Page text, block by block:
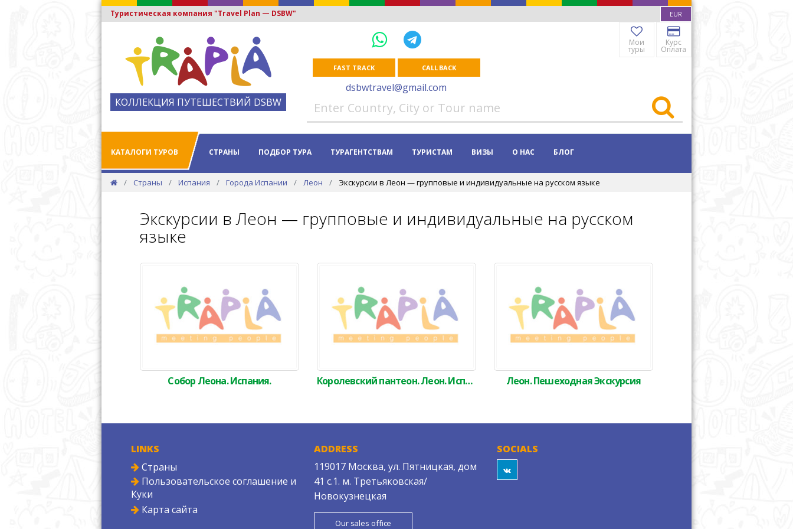
Туристическая компания "Travel Plan — DSBW" EUR
КОЛЛЕКЦИЯ ПУТЕШЕСТВИЙ DSBW
FAST TRACK CALL BACK
dsbwtravel@gmail.com
Мои
туры
Курс
Оплата
КАТАЛОГИ ТУРОВ СТРАНЫ ПОДБОР ТУРА ТУРАГЕНТСТВАМ ТУРИСТАМ ВИЗЫ О НАС БЛОГ
Страны Испания Города Испании Леон Экскурсии в Леон — групповые и индивидуальные на русском языке
Экскурсии в Леон — групповые и индивидуальные на русском
языке
Собор Леона. Испания. Королевский пантеон. Леон. Испания. Леон. Пешеходная Экскурсия
LINKS
Страны
Пользовательское соглашение и
Куки
Карта сайта
ADDRESS
119017 Москва, ул. Пятницкая, дом
41 с.1. м. Третьяковская/
Новокузнецкая
Our sales office
SOCIALS